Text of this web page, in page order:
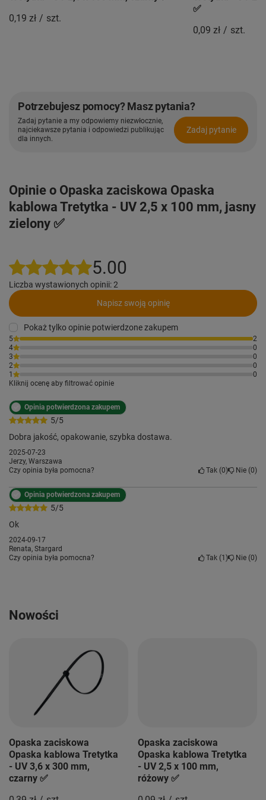
0,19 zł / szt.
✅
0,09 zł / szt.
Potrzebujesz pomocy? Masz pytania?
Zadaj pytanie a my odpowiemy niezwłocznie,
najciekawsze pytania i odpowiedzi publikując
dla innych.
Zadaj pytanie
Opinie o Opaska zaciskowa Opaska
kablowa Tretytka - UV 2,5 x 100 mm, jasny
zielony ✅
5.00
Liczba wystawionych opinii: 2
Napisz swoją opinię
Pokaż tylko opinie potwierdzone zakupem
5
2
4
0
3
0
2
0
1
0
Kliknij ocenę aby filtrować opinie
5/5
Opinia potwierdzona zakupem
Dobra jakość, opakowanie, szybka dostawa.
2025-07-23
Jerzy, Warszawa
Czy opinia była pomocna?
Tak 0 Nie 0
5/5
Opinia potwierdzona zakupem
Ok
2024-09-17
Renata, Stargard
Czy opinia była pomocna?
Tak 1 Nie 0
Nowości
Opaska zaciskowa
Opaska kablowa Tretytka
- UV 3,6 x 300 mm,
czarny ✅
Opaska zaciskowa
Opaska kablowa Tretytka
- UV 2,5 x 100 mm,
różowy ✅